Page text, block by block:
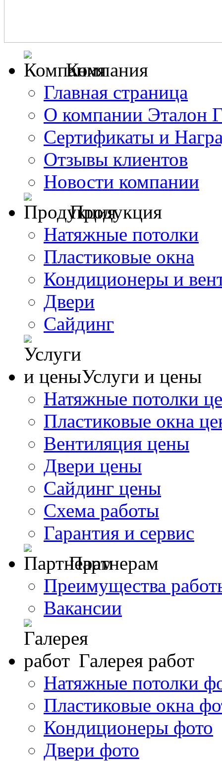
Компания
Главная страница
О компании Эталон
Сертификаты и
Отзывы клиентов
Новости компании
Продукция
Натяжные потолки
Пластиковые окна
Кондиционеры и
Двери
Сайдинг
Услуги и цены
Натяжные потолки
Пластиковые окна
Вентиляция цены
Двери цены
Сайдинг цены
Схема работы
Гарантия и сервис
Партнерам
Преимущества
Вакансии
Галерея работ
Натяжные потолки
Пластиковые окна
Кондиционеры фото
Двери фото